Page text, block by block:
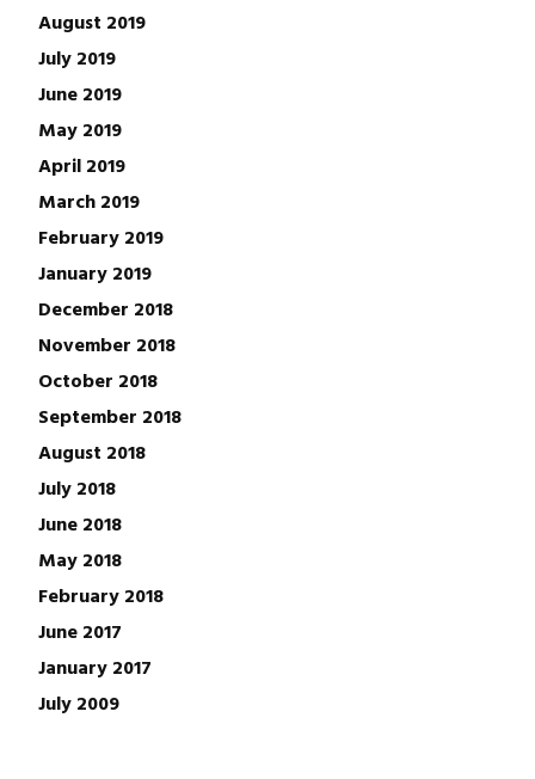
August 2019
July 2019
June 2019
May 2019
April 2019
March 2019
February 2019
January 2019
December 2018
November 2018
October 2018
September 2018
August 2018
July 2018
June 2018
May 2018
February 2018
June 2017
January 2017
July 2009